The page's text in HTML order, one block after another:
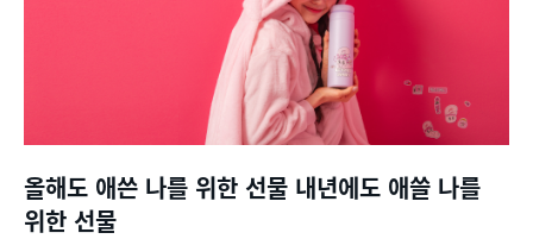
올해도 애쓴 나를 위한 선물 내년에도 애쓸 나를
위한 선물